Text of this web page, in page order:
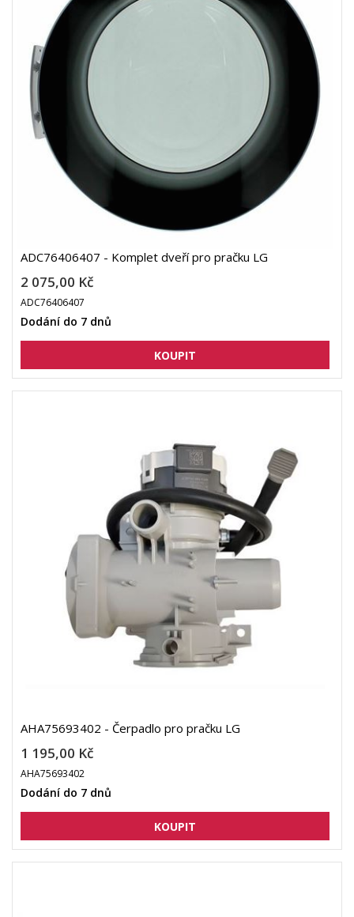
ADC76406407 - Komplet dveří pro pračku LG
2 075,00 Kč
ADC76406407
Dodání do 7 dnů
AHA75693402 - Čerpadlo pro pračku LG
1 195,00 Kč
AHA75693402
Dodání do 7 dnů